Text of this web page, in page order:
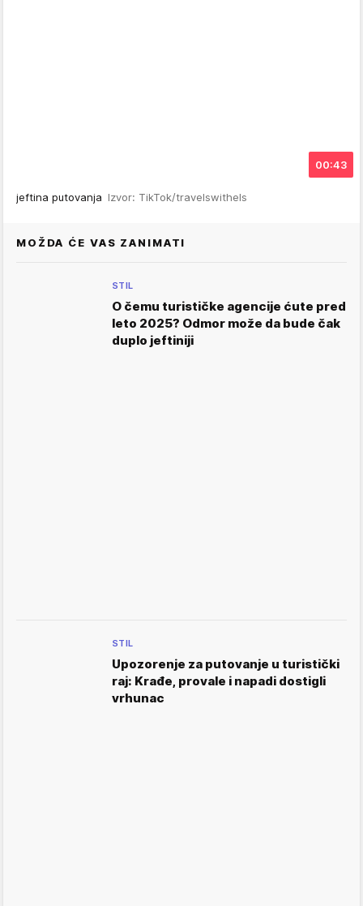
00:43
jeftina putovanja Izvor: TikTok/travelswithels
MOŽDA ĆE VAS ZANIMATI
STIL
O čemu turističke agencije ćute pred
leto 2025? Odmor može da bude čak
duplo jeftiniji
STIL
Upozorenje za putovanje u turistički
raj: Krađe, provale i napadi dostigli
vrhunac